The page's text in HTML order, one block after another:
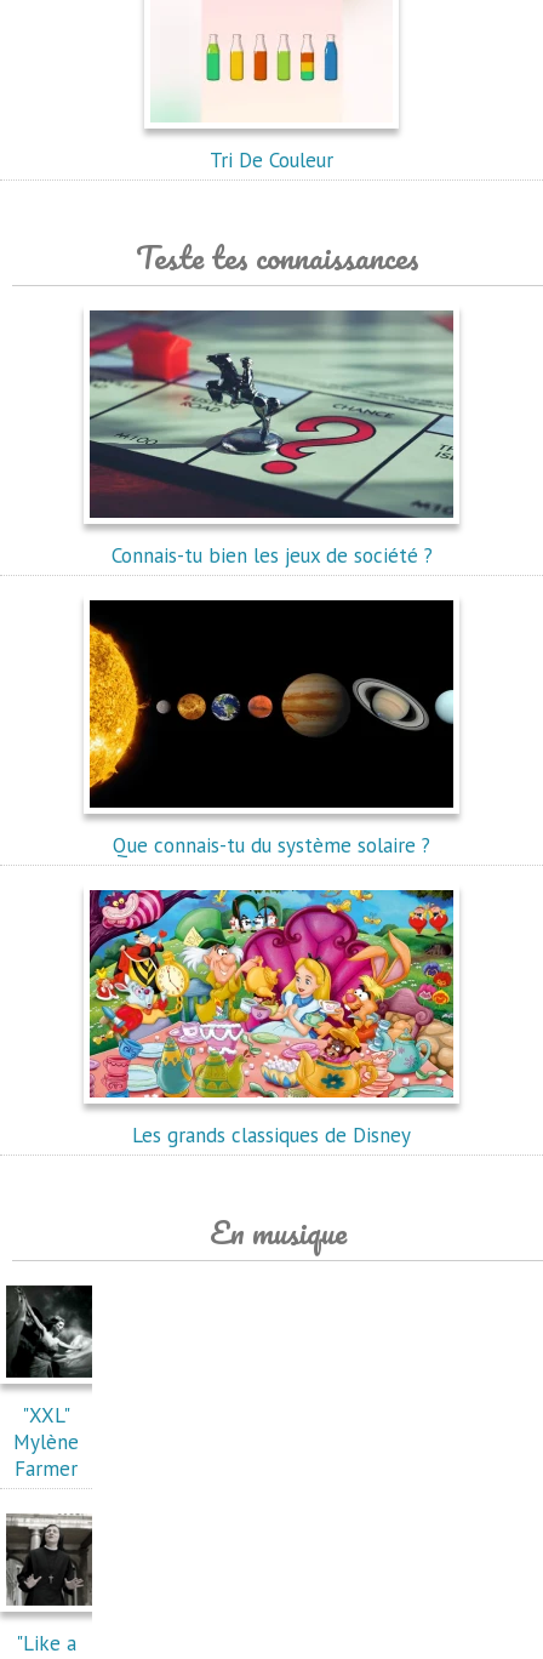
Tri De Couleur
Teste tes connaissances
Connais-tu bien les jeux de société ?
Que connais-tu du système solaire ?
Les grands classiques de Disney
En musique
"XXL"
Mylène
Farmer
"Like a